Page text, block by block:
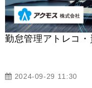
勤怠管理アトレコ
2024-09-29 11:30